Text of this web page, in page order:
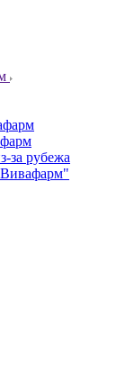
за рубежа